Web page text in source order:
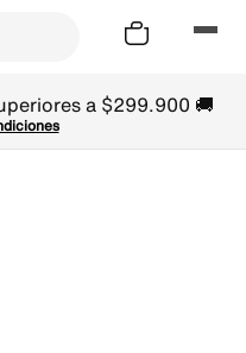
a $299.900 🚚